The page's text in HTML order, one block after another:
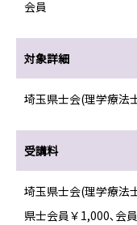
会員
対象詳細
埼玉県士会(理学療法
受講料
埼玉県士会(理学療法
県士会員￥1,000､会